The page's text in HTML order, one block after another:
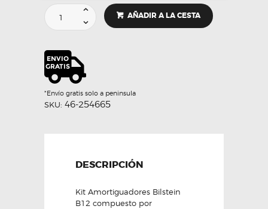
KIT
AMORTIGUADORES
BILSTEIN
DEPORTIVO
PRO-
KIT
cantidad
AÑADIR A LA CESTA
*Envío gratis solo a peninsula
SKU: 46-254665
DESCRIPCIÓN
Kit Amortiguadores Bilstein
B12 compuesto por